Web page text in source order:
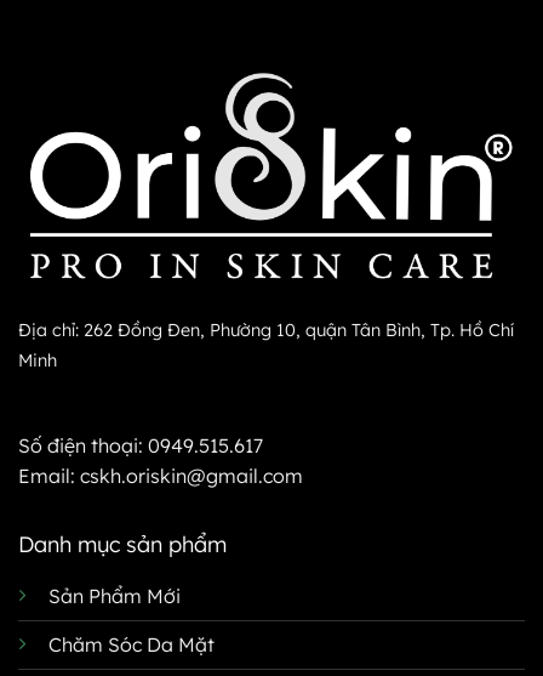
Địa chỉ: 262 Đồng Đen, Phường 10, quận Tân Bình, Tp. Hồ Chí
Minh
Số điện thoại: 0949.515.617
Email: cskh.oriskin@gmail.com
Danh mục sản phẩm
Sản Phẩm Mới
Chăm Sóc Da Mặt